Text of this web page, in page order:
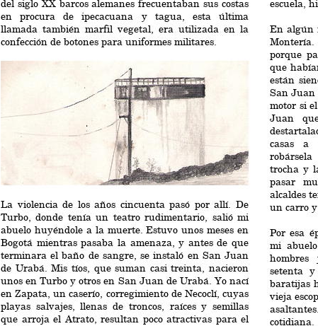
del siglo XX barcos alemanes frecuentaban sus costas
en procura de ipecacuana y tagua, esta última
llamada también marfil vegetal, era utilizada en la
confección de botones para uniformes militares.
La violencia de los años cincuenta pasó por allí. De
Turbo, donde tenía un teatro rudimentario, salió mi
abuelo huyéndole a la muerte. Estuvo unos meses en
Bogotá mientras pasaba la amenaza, y antes de que
terminara el baño de sangre, se instaló en San Juan
de Urabá. Mis tíos, que suman casi treinta, nacieron
unos en Turbo y otros en San Juan de Urabá. Yo nací
en Zapata, un caserío, corregimiento de Necoclí, cuyas
playas salvajes, llenas de troncos, raíces y semillas
que arroja el Atrato, resultan poco atractivas para el
escuela,
En algún
porque
que
están
San Juan
motor si
Juan
casas a
trocha y
pasar
alcaldes
un carro y
Por esa
mi
setenta
baratijas
vieja